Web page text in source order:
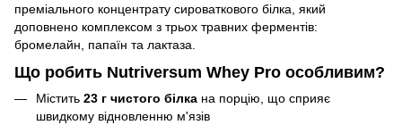
преміального концентрату сироваткового білка, який
доповнено комплексом з трьох травних ферментів:
бромелайн, папаїн та лактаза.
Що робить Nutriversum Whey Pro особливим?
Містить 23 г чистого білка на порцію, що сприяє
швидкому відновленню м'язів